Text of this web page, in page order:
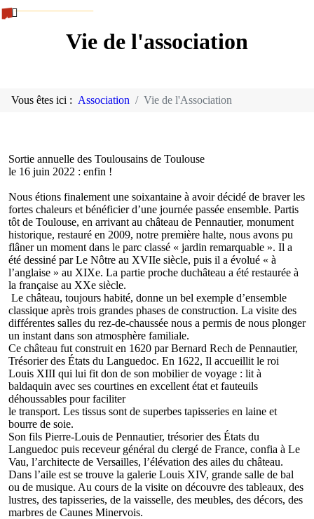
Vie de l'association
Vous êtes ici : Association Vie de l'Association
Sortie annuelle des Toulousains de Toulouse
le 16 juin 2022 : enfin !
Nous étions finalement une soixantaine à avoir décidé de braver les
fortes chaleurs et bénéficier d’une journée passée ensemble. Partis
tôt de Toulouse, en arrivant au château de Pennautier, monument
historique, restauré en 2009, notre première halte, nous avons pu
flâner un moment dans le parc classé « jardin remarquable ». Il a
été dessiné par Le Nôtre au XVIIe siècle, puis il a évolué « à
l’anglaise » au XIXe. La partie proche duchâteau a été restaurée à
la française au XXe siècle.
Le château, toujours habité, donne un bel exemple d’ensemble
classique après trois grandes phases de construction. La visite des
différentes salles du rez-de-chaussée nous a permis de nous plonger
un instant dans son atmosphère familiale.
Ce château fut construit en 1620 par Bernard Rech de Pennautier,
Trésorier des États du Languedoc. En 1622, Il accueillit le roi
Louis XIII qui lui fit don de son mobilier de voyage : lit à
baldaquin avec ses courtines en excellent état et fauteuils
déhoussables pour faciliter
le transport. Les tissus sont de superbes tapisseries en laine et
bourre de soie.
Son fils Pierre-Louis de Pennautier, trésorier des États du
Languedoc puis receveur général du clergé de France, confia à Le
Vau, l’architecte de Versailles, l’élévation des ailes du château.
Dans l’aile est se trouve la galerie Louis XIV, grande salle de bal
ou de musique. Au cours de la visite on découvre des tableaux, des
lustres, des tapisseries, de la vaisselle, des meubles, des décors, des
marbres de Caunes Minervois.